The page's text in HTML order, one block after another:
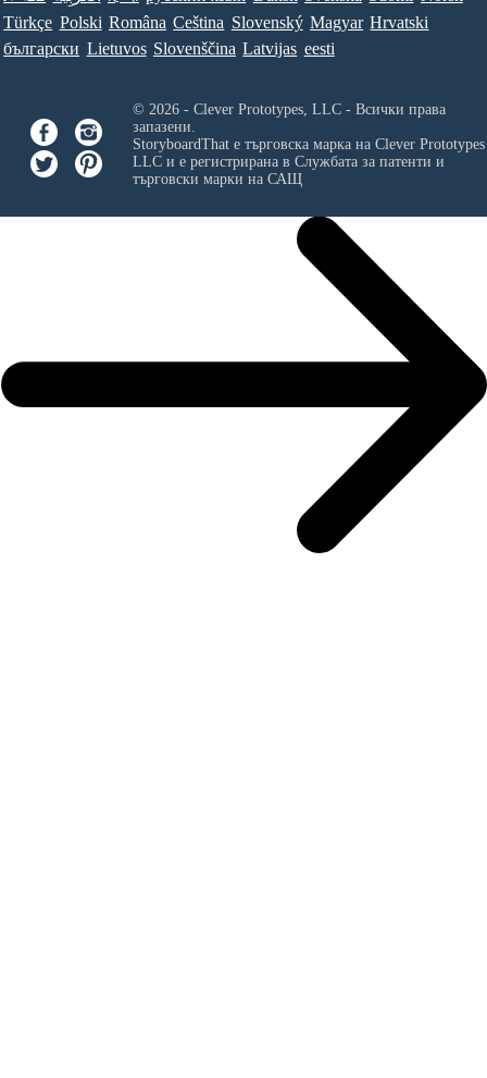
Türkçe Polski Româna Ceština Slovenský Magyar Hrvatski
български Lietuvos Slovenščina Latvijas eesti
© 2026 - Clever Prototypes, LLC - Всички права
запазени.
StoryboardThat е търговска марка на Clever
LLCи е регистрирана в Службата за патенти и
търговски марки на САЩ